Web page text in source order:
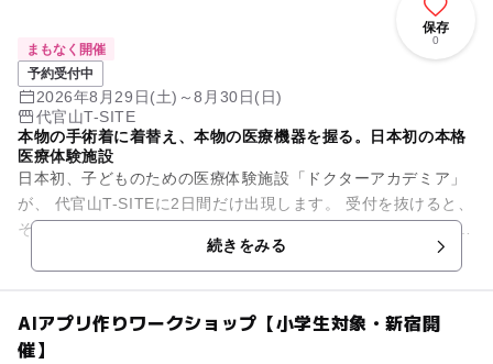
保存
0
まもなく開催
予約受付中
2026年8月29日(土)～8月30日(日)
代官山T-SITE
本物の手術着に着替え、本物の医療機器を握る。日本初の本格
医療体験施設
日本初、子どものための医療体験施設「ドクターアカデミア」
が、 代官山T-SITEに2日間だけ出現します。 受付を抜けると、
そこは病院でも教室でもありません。 薄暗い空間に、モニター
続きをみる
AIアプリ作りワークショップ【小学生対象・新宿開
催】